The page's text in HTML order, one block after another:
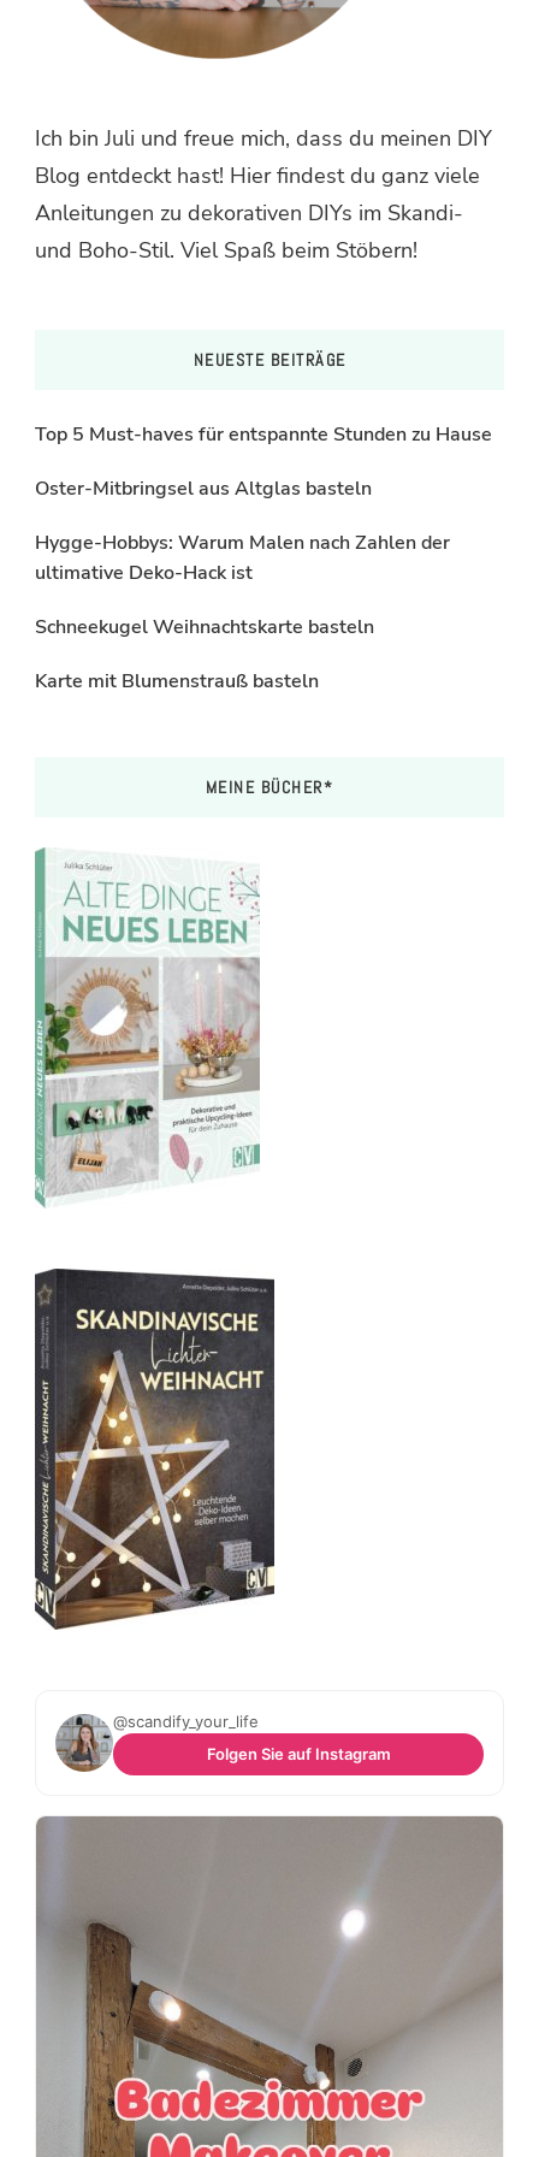
Ich bin Juli und freue mich, dass du meinen DIY
Blog entdeckt hast! Hier findest du ganz viele
Anleitungen zu dekorativen DIYs im Skandi-
und Boho-Stil. Viel Spaß beim Stöbern!
NEUESTE BEITRÄGE
Top 5 Must-haves für entspannte Stunden zu Hause
Oster-Mitbringsel aus Altglas basteln
Hygge-Hobbys: Warum Malen nach Zahlen der
ultimative Deko-Hack ist
Schneekugel Weihnachtskarte basteln
Karte mit Blumenstrauß basteln
MEINE BÜCHER*
@scandify_your_life
Folgen Sie auf Instagram